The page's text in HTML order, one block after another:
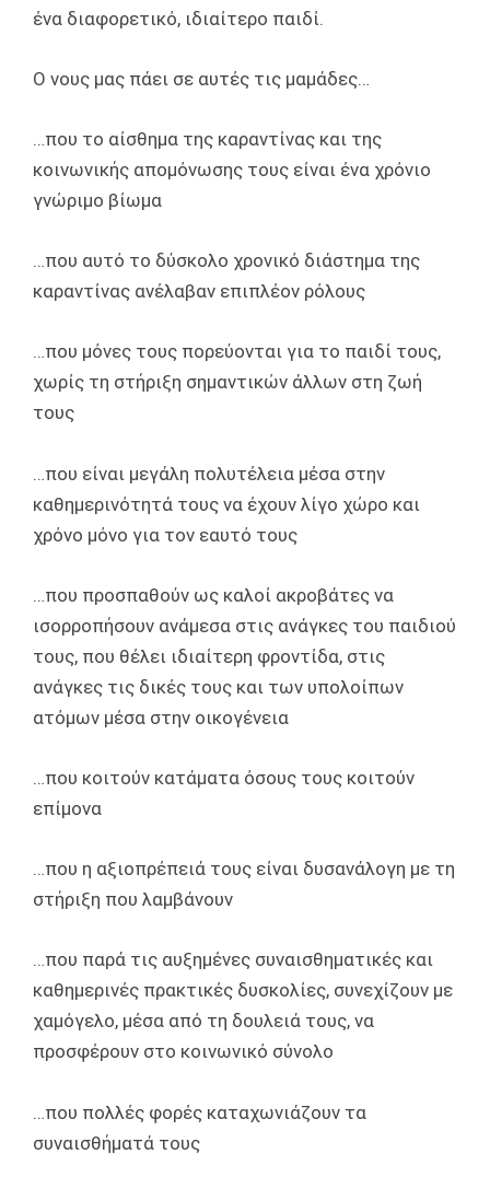
ένα διαφορετικό, ιδιαίτερο παιδί.
Ο νους μας πάει σε αυτές τις μαμάδες…
…που το αίσθημα της καραντίνας και της
κοινωνικής απομόνωσης τους είναι ένα χρόνιο
γνώριμο βίωμα
…που αυτό το δύσκολο χρονικό διάστημα της
καραντίνας ανέλαβαν επιπλέον ρόλους
…που μόνες τους πορεύονται για το παιδί τους,
χωρίς τη στήριξη σημαντικών άλλων στη ζωή
τους
…που είναι μεγάλη πολυτέλεια μέσα στην
καθημερινότητά τους να έχουν λίγο χώρο και
χρόνο μόνο για τον εαυτό τους
…που προσπαθούν ως καλοί ακροβάτες να
ισορροπήσουν ανάμεσα στις ανάγκες του παιδιού
τους, που θέλει ιδιαίτερη φροντίδα, στις
ανάγκες τις δικές τους και των υπολοίπων
ατόμων μέσα στην οικογένεια
…που κοιτούν κατάματα όσους τους κοιτούν
επίμονα
…που η αξιοπρέπειά τους είναι δυσανάλογη με τη
στήριξη που λαμβάνουν
…που παρά τις αυξημένες συναισθηματικές και
καθημερινές πρακτικές δυσκολίες, συνεχίζουν με
χαμόγελο, μέσα από τη δουλειά τους, να
προσφέρουν στο κοινωνικό σύνολο
…που πολλές φορές καταχωνιάζουν τα
συναισθήματά τους